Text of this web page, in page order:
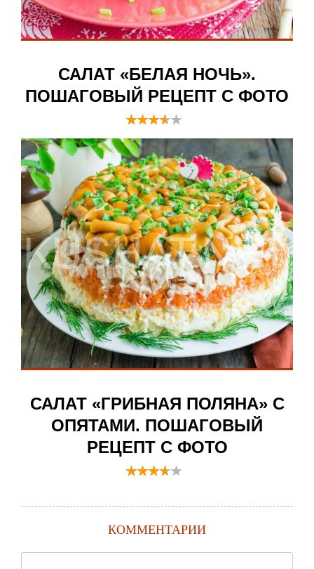
САЛАТ «БЕЛАЯ НОЧЬ».
ПОШАГОВЫЙ РЕЦЕПТ С ФОТО
САЛАТ «ГРИБНАЯ ПОЛЯНА» С
ОПЯТАМИ. ПОШАГОВЫЙ
РЕЦЕПТ С ФОТО
КОММЕНТАРИИ